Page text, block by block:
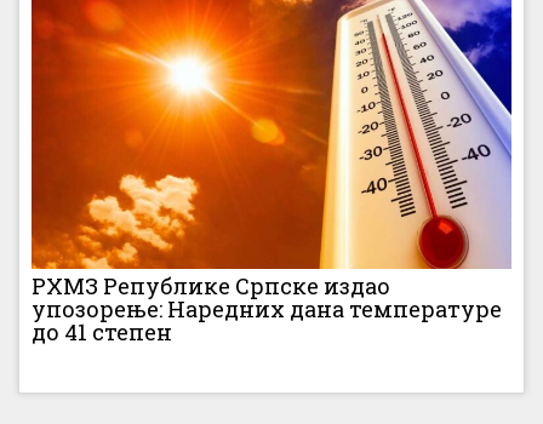
РХМЗ Републике Српске издао
упозорење: Наредних дана температуре
до 41 степен